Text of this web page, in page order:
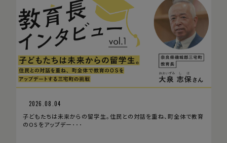
2026.08.04
子どもたちは未来からの留学生。住民との対話を重ね、町全体で教育
のOSをアップデー･･･